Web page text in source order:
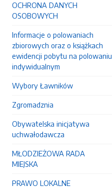
OCHRONA DANYCH
OSOBOWYCH
Informacje o polowaniach
zbiorowych oraz o książkach
ewidencji pobytu na polowaniu
indywidualnym
Wybory Ławników
Zgromadznia
Obywatelska inicjatywa
uchwałodawcza
MŁODZIEŻOWA RADA
MIEJSKA
PRAWO LOKALNE